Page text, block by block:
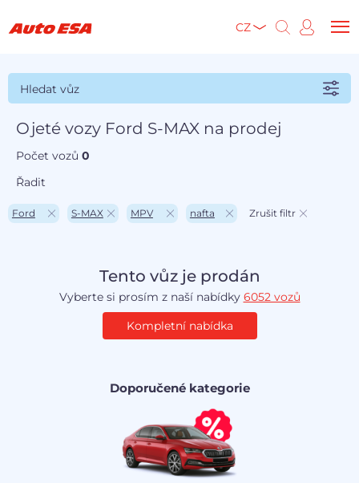
CZ
Hledat vůz
Ojeté vozy Ford S-MAX na prodej
Počet vozů0
Řadit
Ford S-MAX MPV nafta Zrušit filtr
Tento vůz je prodán
Vyberte si prosím z naší nabídky 6052 vozů
Kompletní nabídka
Doporučené kategorie